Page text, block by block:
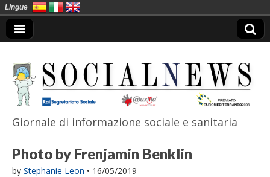
SocialNews
Giornale di informazione sociale e sanitaria
Photo by Frenjamin Benklin
by Stephanie Leon • 16/05/2019
Lingue